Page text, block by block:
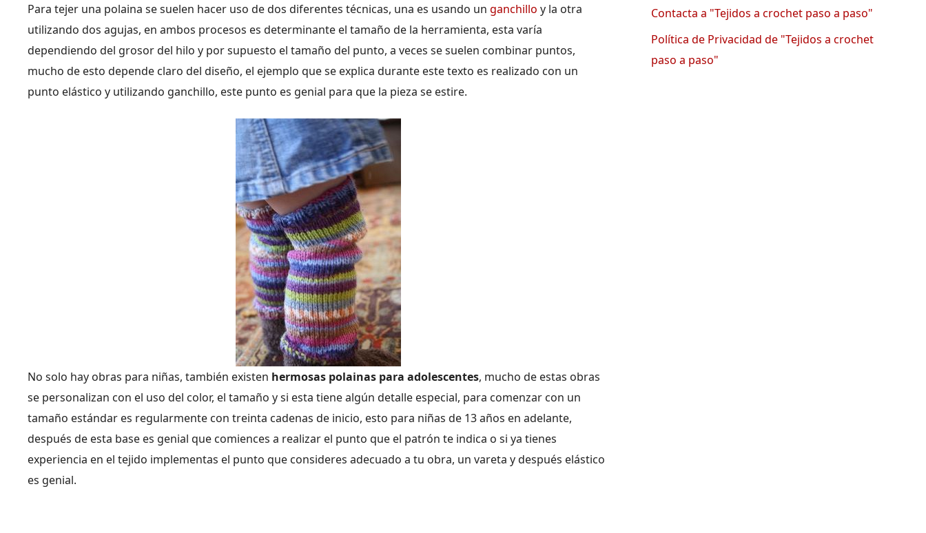
Para tejer una polaina se suelen hacer uso de dos diferentes técnicas, una es usando un ganchillo y la otra
utilizando dos agujas, en ambos procesos es determinante el tamaño de la herramienta, esta varía
dependiendo del grosor del hilo y por supuesto el tamaño del punto, a veces se suelen combinar puntos,
mucho de esto depende claro del diseño, el ejemplo que se explica durante este texto es realizado con un
punto elástico y utilizando ganchillo, este punto es genial para que la pieza se estire.
No solo hay obras para niñas, también existen hermosas polainas para adolescentes, mucho de estas obras
se personalizan con el uso del color, el tamaño y si esta tiene algún detalle especial, para comenzar con un
tamaño estándar es regularmente con treinta cadenas de inicio, esto para niñas de 13 años en adelante,
después de esta base es genial que comiences a realizar el punto que el patrón te indica o si ya tienes
experiencia en el tejido implementas el punto que consideres adecuado a tu obra, un vareta y después elástico
es genial.
Contacta a "Tejidos a crochet paso a paso"
Política de Privacidad de "Tejidos a crochet
paso a paso"